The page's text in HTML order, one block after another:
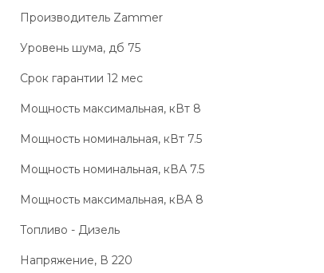
Производитель Zammer
Уровень шума, дб 75
Срок гарантии 12 мес
Мощность максимальная, кВт 8
Мощность номинальная, кВт 7.5
Мощность номинальная, кВА 7.5
Мощность максимальная, кВА 8
Топливо - Дизель
Напряжение, В 220